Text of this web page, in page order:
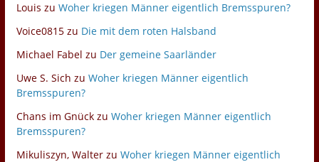
Louis zu Woher kriegen Männer eigentlich Bremsspuren?
Voice0815zu Die mit dem roten Halsband
Michael Fabel zu Der gemeine Saarländer
Uwe S. Sich zu Woher kriegen Männer eigentlich
Bremsspuren?
Chans im Gnückzu Woher kriegen Männer eigentlich
Bremsspuren?
Mikuliszyn, Walterzu Woher kriegen Männer eigentlich